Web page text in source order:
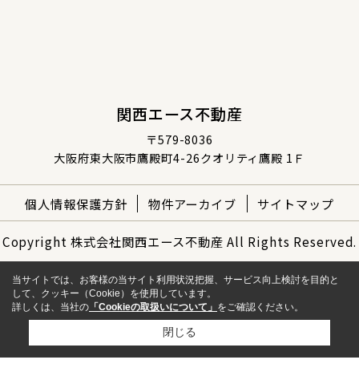
関西エース不動産
〒579-8036
大阪府東大阪市鷹殿町4-26クオリティ鷹殿 1Ｆ
個人情報保護方針 物件アーカイブ サイトマップ
Copyright 株式会社関西エース不動産 All Rights Reserved.
当サイトでは、お客様の当サイト利用状況把握、サービス向上検討を目的と
して、クッキー（Cookie）を使用しています。
詳しくは、当社の 「Cookieの取扱いについて」 をご確認ください。
閉じる